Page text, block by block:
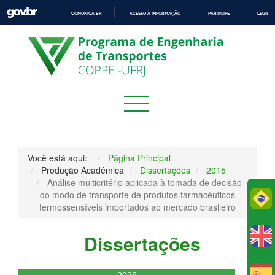
PARA
O
CONTEÚDO
COMUNICA BR ACESSO À INFORMAÇÃO PARTICIPE
Você está aqui:
Página Principal
Produção Acadêmica
Dissertações
2015
Análise multicritério aplicada à tomada de decisão
do modo de transporte de produtos farmacêuticos
termossensíveis importados ao mercado brasileiro
Dissertações